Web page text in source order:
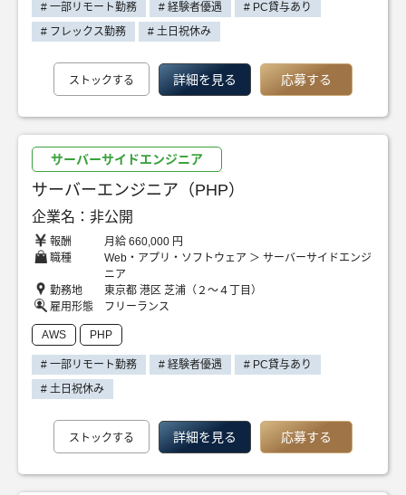
# 一部リモート勤務 # 経験者優遇
# PC貸与あり
# フレックス勤務
# 土日祝休み
ストックする 詳細を見る 応募する
サーバーサイドエンジニア
サーバーエンジニア（PHP）
企業名：非公開
報酬
月給 660,000 円
職種
Web・アプリ・ソフトウェア ＞ サーバーサイドエンジ
ニア
勤務地
東京都 港区 芝浦（２～４丁目）
雇用形態
フリーランス
AWS PHP
# 一部リモート勤務 # 経験者優遇
# PC貸与あり
# 土日祝休み
ストックする 詳細を見る 応募する